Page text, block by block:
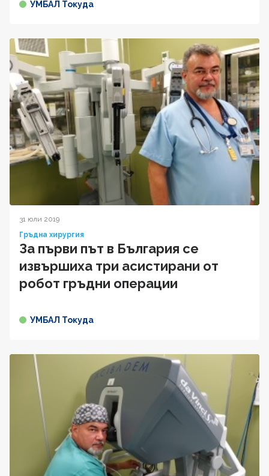
УМБАЛ Токуда
31 юли 2019
Гръдна хирургия
За първи път в България се
извършиха три асистирани от
робот гръдни операции
УМБАЛ Токуда